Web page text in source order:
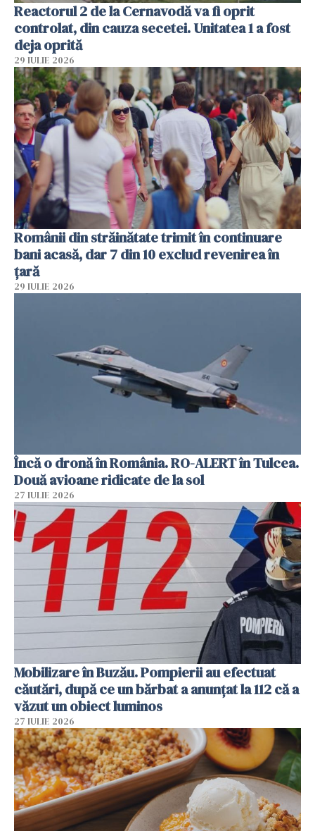
Reactorul 2 de la Cernavodă va fi oprit
controlat, din cauza secetei. Unitatea 1 a fost
deja oprită
29 IULIE 2026
Românii din străinătate trimit în continuare
bani acasă, dar 7 din 10 exclud revenirea în
țară
29 IULIE 2026
Încă o dronă în România. RO-ALERT în Tulcea.
Două avioane ridicate de la sol
27 IULIE 2026
Mobilizare în Buzău. Pompierii au efectuat
căutări, după ce un bărbat a anunțat la 112 că a
văzut un obiect luminos
27 IULIE 2026